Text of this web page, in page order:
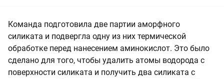
Команда подготовила две партии аморфного
силиката и подвергла одну из них термической
обработке перед нанесением аминокислот. Это было
сделано для того, чтобы удалить атомы водорода с
поверхности силиката и получить два силиката с